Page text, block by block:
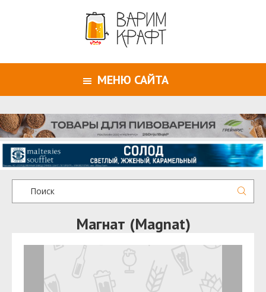
МЕНЮ САЙТА
Магнат (Magnat)